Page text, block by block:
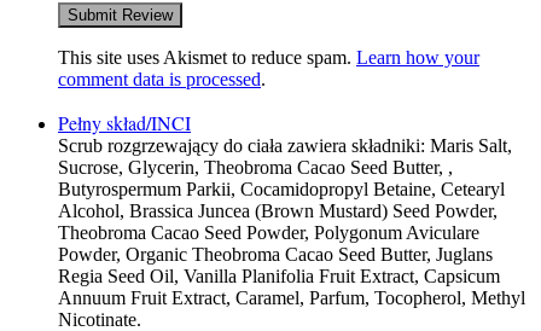
This site uses Akismet to reduce spam. Learn how your
comment data is processed.
Pełny skład/INCI
Scrub rozgrzewający do ciała zawiera składniki: Maris Salt,
Sucrose, Glycerin, Theobroma Cacao Seed Butter, ,
Butyrospermum Parkii, Cocamidopropyl Betaine, Cetearyl
Alcohol, Brassica Juncea (Brown Mustard) Seed Powder,
Theobroma Cacao Seed Powder, Polygonum Aviculare
Powder, Organic Theobroma Cacao Seed Butter, Juglans
Regia Seed Oil, Vanilla Planifolia Fruit Extract, Capsicum
Annuum Fruit Extract, Caramel, Parfum, Tocopherol, Methyl
Nicotinate.